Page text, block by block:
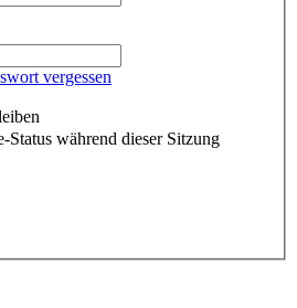
vergessen
Status während dieser Sitzung